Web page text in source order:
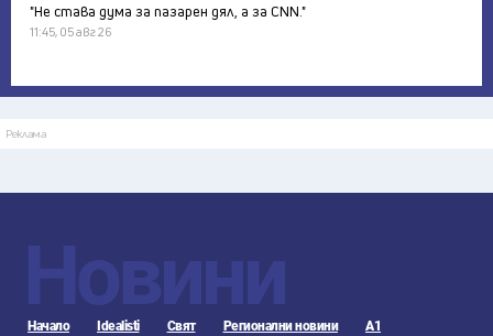
"Не става дума за пазарен дял, а за CNN."
11:45, 05 авг 26
Реклама
Новини
Начало Idealisti Свят Регионални новини А1